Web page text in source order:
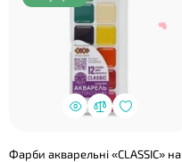
Фарби акварельні «CLASSIC» на